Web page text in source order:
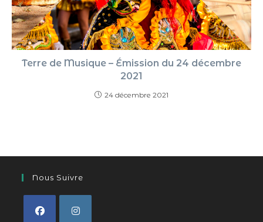
Terre de Musique – Émission du 24 décembre
2021
24 décembre 2021
Nous Suivre